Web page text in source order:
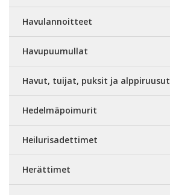
Havulannoitteet
Havupuumullat
Havut, tuijat, puksit ja alppiruusut
Hedelmäpoimurit
Heilurisadettimet
Herättimet